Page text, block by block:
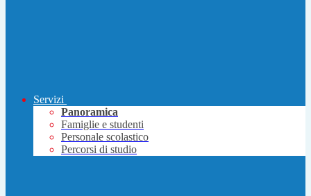
Servizi
Panoramica
Famiglie e studenti
Personale scolastico
Percorsi di studio